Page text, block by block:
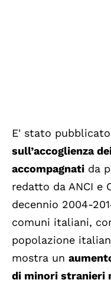
E' stato
sull’accoglienza
accompagnati da
redatto da ANCI e
decennio 2004-
comuni italiani,
popolazione
mostra un
di minori stranieri